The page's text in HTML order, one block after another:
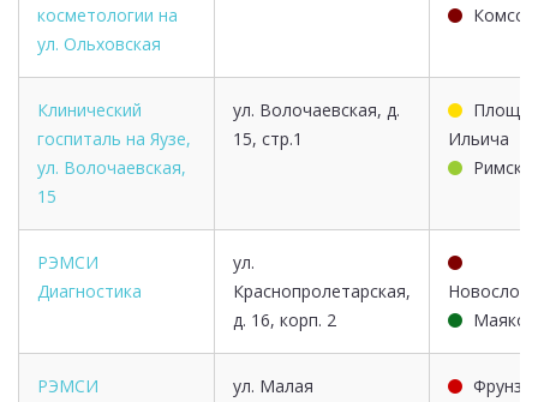
косметологии на
ул. Ольховская
Клинический
госпиталь на Яузе,
ул. Волочаевская,
15
ул. Волочаевская, д.
15, стр.1
Ильича
РЭМСИ
Диагностика
ул.
Краснопролетарская,
д. 16, корп. 2
РЭМСИ
ул. Малая